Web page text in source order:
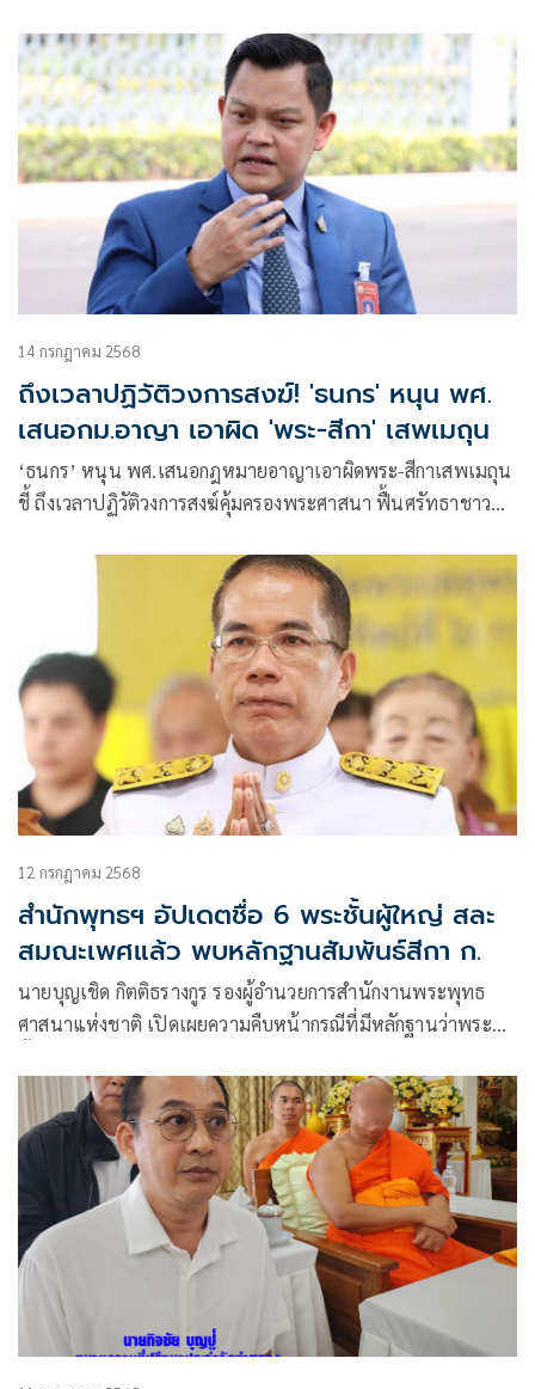
14 กรกฎาคม 2568
ถึงเวลาปฏิวัติวงการสงฆ์! 'ธนกร' หนุน พศ.
เสนอกม.อาญา เอาผิด 'พระ-สีกา' เสพเมถุน
‘ธนกร’ หนุน พศ.เสนอกฎหมายอาญาเอาผิดพระ-สีกาเสพเมถุน
ชี้ ถึงเวลาปฏิวัติวงการสงฆ์คุ้มครองพระศาสนา ฟื้นศรัทธาชาว
ติ บี้สอบบัญชีทุกวัดดัง ป้องกันทุจริต
12 กรกฎาคม 2568
สำนักพุทธฯ อัปเดตชื่อ 6 พระชั้นผู้ใหญ่ สละ
สมณะเพศแล้ว พบหลักฐานสัมพันธ์สีกา ก.
นายบุญเชิด กิตติธรางกูร รองผู้อำนวยการสำนักงานพระพุทธ
ศาสนาแห่งชาติ เปิดเผยความคืบหน้ากรณีที่มีหลักฐานว่าพระ